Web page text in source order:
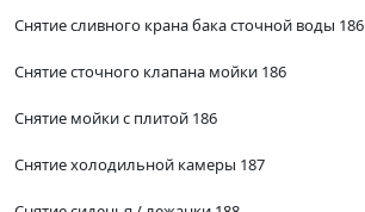
Снятие сливного крана бака сточной воды 186
Снятие сточного клапана мойки 186
Снятие мойки с плитой 186
Снятие холодильной камеры 187